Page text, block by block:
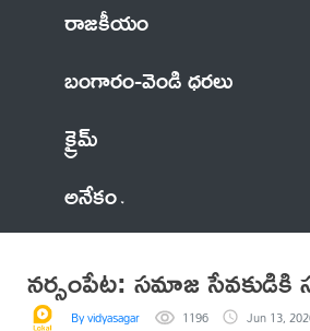
రాజకీయం
బంగారం-వెండి ధరలు
క్రైమ్
అనేకం
నర్సంపేట: సమాజ సేవకుడికి
By vidyasagar 1196 Jun 13,